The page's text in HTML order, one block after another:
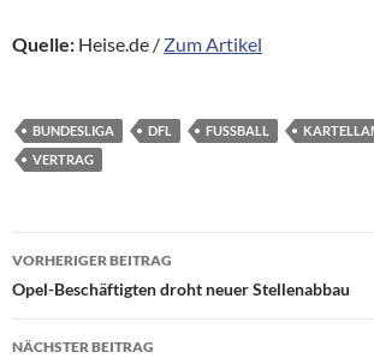
Quelle: Heise.de / Zum Artikel
BUNDESLIGA DFL FUSSBALL
VERTRAG
Beitragsnavigation
VORHERIGER BEITRAG
Opel-Beschäftigten droht neuer Stellenabbau
NÄCHSTER BEITRAG